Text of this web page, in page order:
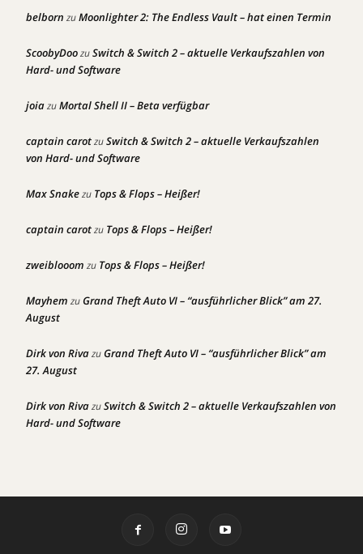
belborn zuMoonlighter 2: The Endless Vault – hat einen Termin
ScoobyDoozuSwitch & Switch 2 – aktuelle Verkaufszahlen von
Hard- und Software
joiazuMortal Shell II – Beta verfügbar
captain carotzuSwitch & Switch 2 – aktuelle Verkaufszahlen
von Hard- und Software
Max Snakezu Tops & Flops – Heißer!
captain carotzu Tops & Flops – Heißer!
zweiblooom zu Tops & Flops – Heißer!
Mayhem zuGrand Theft Auto VI – “ausführlicher Blick” am 27.
August
Dirk von RivazuGrand Theft Auto VI – “ausführlicher Blick” am
27. August
Dirk von RivazuSwitch & Switch 2 – aktuelle Verkaufszahlen von
Hard- und Software